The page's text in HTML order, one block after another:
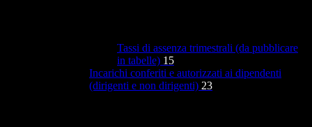
Tassi di assenza trimestrali (da pubblicare
in tabelle) 15
Incarichi conferiti e autorizzati ai dipendenti
(dirigenti e non dirigenti) 23